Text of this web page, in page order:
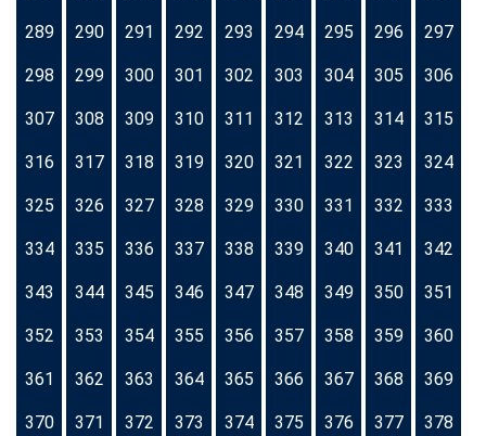
289 290 291 292 293 294 295 296 297
298 299 300 301 302 303 304 305 306
307 308 309 310 311 312 313 314 315
316 317 318 319 320 321 322 323 324
325 326 327 328 329 330 331 332 333
334 335 336 337 338 339 340 341 342
343 344 345 346 347 348 349 350 351
352 353 354 355 356 357 358 359 360
361 362 363 364 365 366 367 368 369
370 371 372 373 374 375 376 377 378